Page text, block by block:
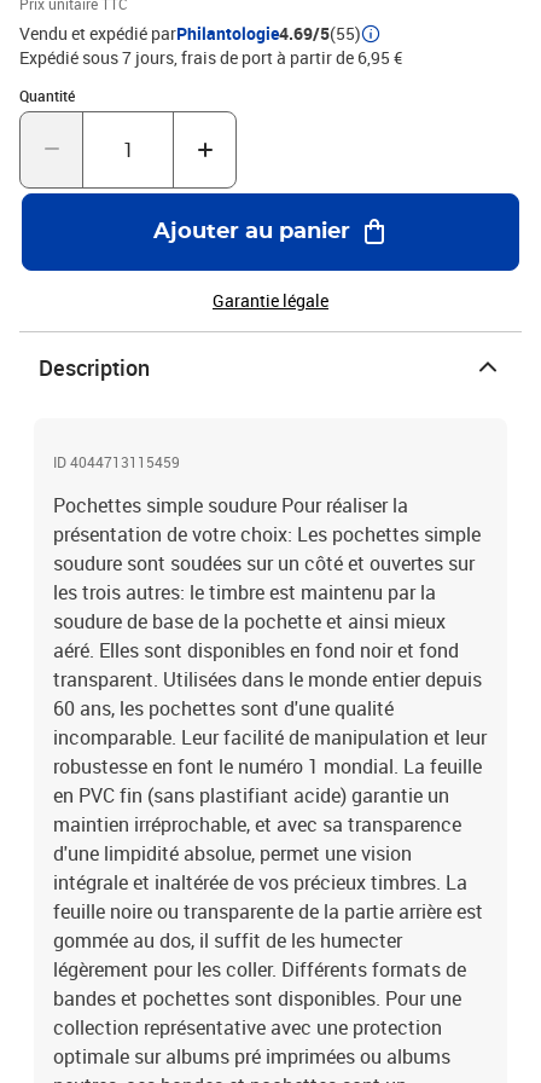
Pour une collection représentative avec une protection optimale
sur albums pré imprimées ou albums neutres, ces bandes et
pochettes sont un accessoire très approprié.
Vendu et expédié parPhilantologie4.69/5(55)
Expédié sous 7 jours, frais de port à partir de 6,95 €
Quantité
Quantité : 1
Ajouter au panier
Garantie légale
Description
ID 4044713115459
Pochettes simple soudure Pour réaliser la
présentation de votre choix: Les pochettes simple
soudure sont soudées sur un côté et ouvertes sur
les trois autres: le timbre est maintenu par la
soudure de base de la pochette et ainsi mieux
aéré. Elles sont disponibles en fond noir et fond
transparent. Utilisées dans le monde entier depuis
60 ans, les pochettes sont d'une qualité
incomparable. Leur facilité de manipulation et leur
robustesse en font le numéro 1 mondial. La feuille
en PVC fin (sans plastifiant acide) garantie un
maintien irréprochable, et avec sa transparence
d'une limpidité absolue, permet une vision
intégrale et inaltérée de vos précieux timbres. La
feuille noire ou transparente de la partie arrière est
gommée au dos, il suffit de les humecter
légèrement pour les coller. Différents formats de
bandes et pochettes sont disponibles. Pour une
collection représentative avec une protection
optimale sur albums pré imprimées ou albums